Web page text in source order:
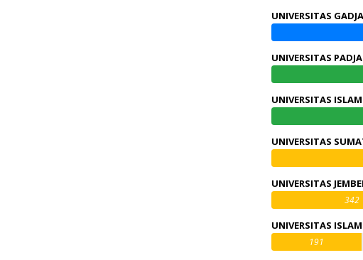
UNIVERSITAS
UNIVERSITAS
UNIVERSITAS
UNIVERSITAS
UNIVERSITAS
342
UNIVERSITAS
191